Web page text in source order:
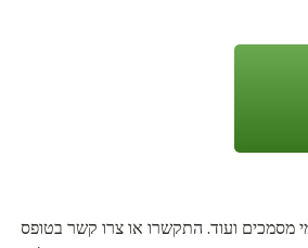
מסמכים ועוד. התקשרו או צרו קשר בטופס